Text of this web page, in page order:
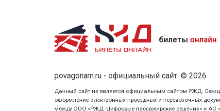
билеты онлайн
povagonam.ru - официальный сайт. © 2026
Данный сайт не является официальным сайтом РЖД.
оформление электронных проездных и перевозочных
между ООО «РЖД -Цифровые пассажирские решения» и АО